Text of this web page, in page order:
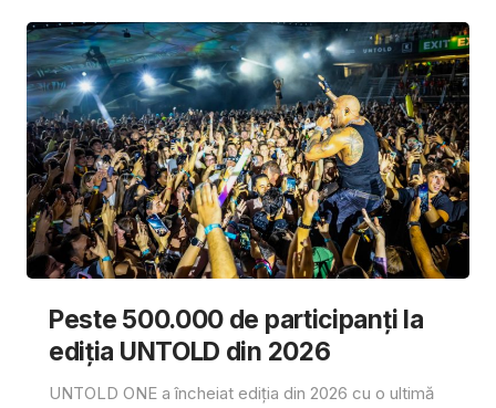
Peste 500.000 de participanți la
ediția UNTOLD din 2026
UNTOLD ONE a încheiat ediția din 2026 cu o ultimă